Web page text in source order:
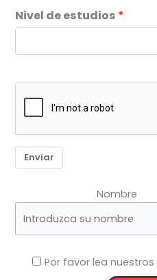
Nivel de estudios
Enviar
Nombre
Por favor lea nuestros